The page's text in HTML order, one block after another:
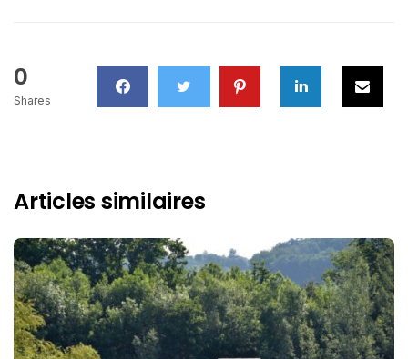
0
Shares
Articles similaires